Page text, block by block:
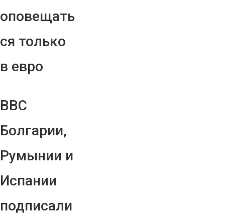
оповещать
ся только
в евро
ВВС
Болгарии,
Румынии и
Испании
подписали